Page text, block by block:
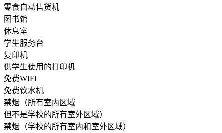
零食自动售货机
图书馆
休息室
学生服务台
复印机
供学生使用的打印机
免费WIFI
免费饮水机
禁烟（所有室内区域
但不是学校的所有室外区域）
禁烟（学校的所有室内和室外区域）